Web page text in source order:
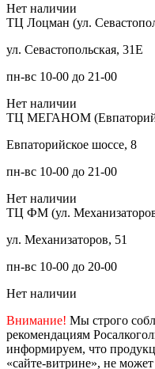
Нет наличии
ТЦ Лоцман (ул.
ул. Севастопольская, 31Е
пн-вс 10-00 до 21-00
Нет наличии
ТЦ МЕГАНОМ
Евпаторийское шоссе, 8
пн-вс 10-00 до 21-00
Нет наличии
ТЦ ФМ (ул.
ул. Механизаторов, 51
пн-вс 10-00 до 20-00
Нет наличии
Внимание! Мы строго
рекомендациям
информируем, что
«сайте-витрине», не